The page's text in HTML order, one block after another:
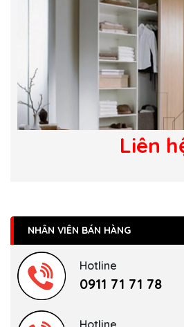
Liên
NHÂN VIÊN BÁN HÀNG
Hotline
0911 71 71 78
Hotline